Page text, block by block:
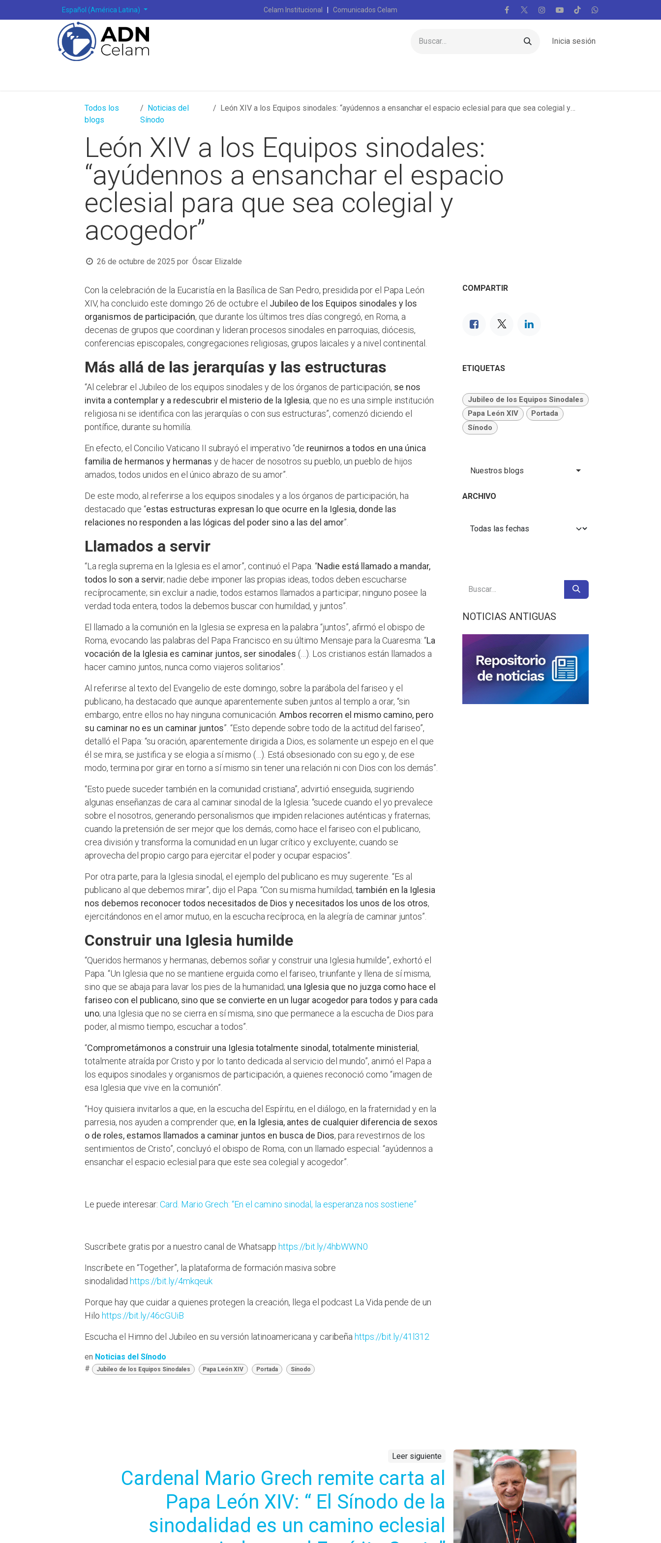
Español (América Latina) Celam Institucional | Comunicados Celam
Inicia sesión
Todos los
blogs
Noticias del
Sínodo
León XIV a los Equipos sinodales: “ayúdennos a ensanchar el espacio eclesial para que sea colegial y acogedor”
León XIV a los Equipos sinodales:
“ayúdennos a ensanchar el espacio
eclesial para que sea colegial y
acogedor”
26 de octubre de 2025 por Óscar Elizalde
Con la celebración de la Eucaristía en la Basílica de San Pedro, presidida por el Papa León
XIV, ha concluido este domingo 26 de octubre el Jubileo de los Equipos sinodales y los
organismos de participación, que durante los últimos tres días congregó, en Roma, a
decenas de grupos que coordinan y lideran procesos sinodales en parroquias, diócesis,
conferencias episcopales, congregaciones religiosas, grupos laicales y a nivel continental.
Más allá de las jerarquías y las estructuras
“Al celebrar el Jubileo de los equipos sinodales y de los órganos de participación, se nos
invita a contemplar y a redescubrir el misterio de la Iglesia, que no es una simple institución
religiosa ni se identifica con las jerarquías o con sus estructuras”, comenzó diciendo el
pontífice, durante su homilía.
En efecto, el Concilio Vaticano II subrayó el imperativo “de reunirnos a todos en una única
familia de hermanos y hermanas y de hacer de nosotros su pueblo, un pueblo de hijos
amados, todos unidos en el único abrazo de su amor”.
De este modo, al referirse a los equipos sinodales y a los órganos de participación, ha
destacado que “estas estructuras expresan lo que ocurre en la Iglesia, donde las
relaciones no responden a las lógicas del poder sino a las del amor”.
Llamados a servir
“La regla suprema en la Iglesia es el amor”, continuó el Papa. “Nadie está llamado a mandar,
todos lo son a servir; nadie debe imponer las propias ideas, todos deben escucharse
recíprocamente; sin excluir a nadie, todos estamos llamados a participar; ninguno posee la
verdad toda entera, todos la debemos buscar con humildad, y juntos”.
El llamado a la comunión en la Iglesia se expresa en la palabra “juntos”, afirmó el obispo de
Roma, evocando las palabras del Papa Francisco en su último Mensaje para la Cuaresma: “La
vocación de la Iglesia es caminar juntos, ser sinodales (…). Los cristianos están llamados a
hacer camino juntos, nunca como viajeros solitarios”.
Al referirse al texto del Evangelio de este domingo, sobre la parábola del fariseo y el
publicano, ha destacado que aunque aparentemente suben juntos al templo a orar, “sin
embargo, entre ellos no hay ninguna comunicación. Ambos recorren el mismo camino, pero
su caminar no es un caminar juntos”. “Esto depende sobre todo de la actitud del fariseo”,
detalló el Papa: “su oración, aparentemente dirigida a Dios, es solamente un espejo en el que
él se mira, se justifica y se elogia a sí mismo (…). Está obsesionado con su ego y, de ese
modo, termina por girar en torno a sí mismo sin tener una relación ni con Dios con los demás”.
“Esto puede suceder también en la comunidad cristiana”, advirtió enseguida, sugiriendo
algunas enseñanzas de cara al caminar sinodal de la Iglesia: “sucede cuando el yo prevalece
sobre el nosotros, generando personalismos que impiden relaciones auténticas y fraternas;
cuando la pretensión de ser mejor que los demás, como hace el fariseo con el publicano,
crea división y transforma la comunidad en un lugar crítico y excluyente; cuando se
aprovecha del propio cargo para ejercitar el poder y ocupar espacios”.
Por otra parte, para la Iglesia sinodal, el ejemplo del publicano es muy sugerente. “Es al
publicano al que debemos mirar”, dijo el Papa. “Con su misma humildad, también en la Iglesia
nos debemos reconocer todos necesitados de Dios y necesitados los unos de los otros,
ejercitándonos en el amor mutuo, en la escucha recíproca, en la alegría de caminar juntos”.
Construir una Iglesia humilde
“Queridos hermanos y hermanas, debemos soñar y construir una Iglesia humilde”, exhortó el
Papa. “Un Iglesia que no se mantiene erguida como el fariseo, triunfante y llena de sí misma,
sino que se abaja para lavar los pies de la humanidad; una Iglesia que no juzga como hace el
fariseo con el publicano, sino que se convierte en un lugar acogedor para todos y para cada
uno; una Iglesia que no se cierra en sí misma, sino que permanece a la escucha de Dios para
poder, al mismo tiempo, escuchar a todos”.
“Comprometámonos a construir una Iglesia totalmente sinodal, totalmente ministerial ,
totalmente atraída por Cristo y por lo tanto dedicada al servicio del mundo”, animó el Papa a
los equipos sinodales y organismos de participación, a quienes reconoció como “imagen de
esa Iglesia que vive en la comunión”.
“Hoy quisiera invitarlos a que, en la escucha del Espíritu, en el diálogo, en la fraternidad y en la
parresia, nos ayuden a comprender que, en la Iglesia, antes de cualquier diferencia de sexos
o de roles, estamos llamados a caminar juntos en busca de Dios, para revestirnos de los
sentimientos de Cristo”, concluyó el obispo de Roma, con un llamado especial: “ayúdennos a
ensanchar el espacio eclesial para que este sea colegial y acogedor”.
Le puede interesar: Card. Mario Grech: “En el camino sinodal, la esperanza nos sostiene”
Suscríbete gratis por a nuestro canal de Whatsapp https://bit.ly/4hbWWN0
Inscríbete en “Together”, la plataforma de formación masiva sobre
sinodalidad https://bit.ly/4mkqeuk
Porque hay que cuidar a quienes protegen la creación, llega el podcast La Vida pende de un
Hilo https://bit.ly/46cGUiB
Escucha el Himno del Jubileo en su versión latinoamericana y caribeña https://bit.ly/41l312
en Noticias del Sínodo
#
Jubileo de los Equipos Sinodales Papa León XIV Portada Sínodo
COMPARTIR
ETIQUETAS
Jubileo de los Equipos Sinodales
Papa León XIV
Portada
Sínodo
Nuestros blogs
ARCHIVO
NOTICIAS ANTIGUAS
Leer siguiente
Cardenal Mario Grech remite carta al
Papa León XIV: “ El Sínodo de la
sinodalidad es un camino eclesial